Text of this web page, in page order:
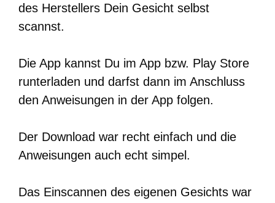
des Herstellers Dein Gesicht selbst
scannst.
Die App kannst Du im App bzw. Play Store
runterladen und darfst dann im Anschluss
den Anweisungen in der App folgen.
Der Download war recht einfach und die
Anweisungen auch echt simpel.
Das Einscannen des eigenen Gesichts war